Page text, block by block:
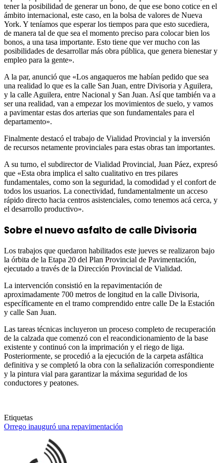
tener la posibilidad de generar un bono, de que ese bono cotice en el
ámbito internacional, este caso, en la bolsa de valores de Nueva
York. Y teníamos que esperar los tiempos para que esto sucediera,
de manera tal de que sea el momento preciso para colocar bien los
bonos, a una tasa importante. Esto tiene que ver mucho con las
posibilidades de desarrollar más obra pública, que genera bienestar y
empleo para la gente».
A la par, anunció que «Los angaqueros me habían pedido que sea
una realidad lo que es la calle San Juan, entre Divisoria y Aguilera,
y la calle Aguilera, entre Nacional y San Juan. Así que también va a
ser una realidad, van a empezar los movimientos de suelo, y vamos
a pavimentar estas dos arterias que son fundamentales para el
departamento».
Finalmente destacó el trabajo de Vialidad Provincial y la inversión
de recursos netamente provinciales para estas obras tan importantes.
A su turno, el subdirector de Vialidad Provincial, Juan Páez, expresó
que «Esta obra implica el salto cualitativo en tres pilares
fundamentales, como son la seguridad, la comodidad y el confort de
todos los usuarios. La conectividad, fundamentalmente un acceso
rápido directo hacia centros asistenciales, como tenemos acá cerca, y
el desarrollo productivo».
Sobre el nuevo asfalto de calle Divisoria
Los trabajos que quedaron habilitados este jueves se realizaron bajo
la órbita de la Etapa 20 del Plan Provincial de Pavimentación,
ejecutado a través de la Dirección Provincial de Vialidad.
La intervención consistió en la repavimentación de
aproximadamente 700 metros de longitud en la calle Divisoria,
específicamente en el tramo comprendido entre calle De la Estación
y calle San Juan.
Las tareas técnicas incluyeron un proceso completo de recuperación
de la calzada que comenzó con el reacondicionamiento de la base
existente y continuó con la imprimación y el riego de liga.
Posteriormente, se procedió a la ejecución de la carpeta asfáltica
definitiva y se completó la obra con la señalización correspondiente
y la pintura vial para garantizar la máxima seguridad de los
conductores y peatones.
Etiquetas
Orrego inauguró una repavimentación